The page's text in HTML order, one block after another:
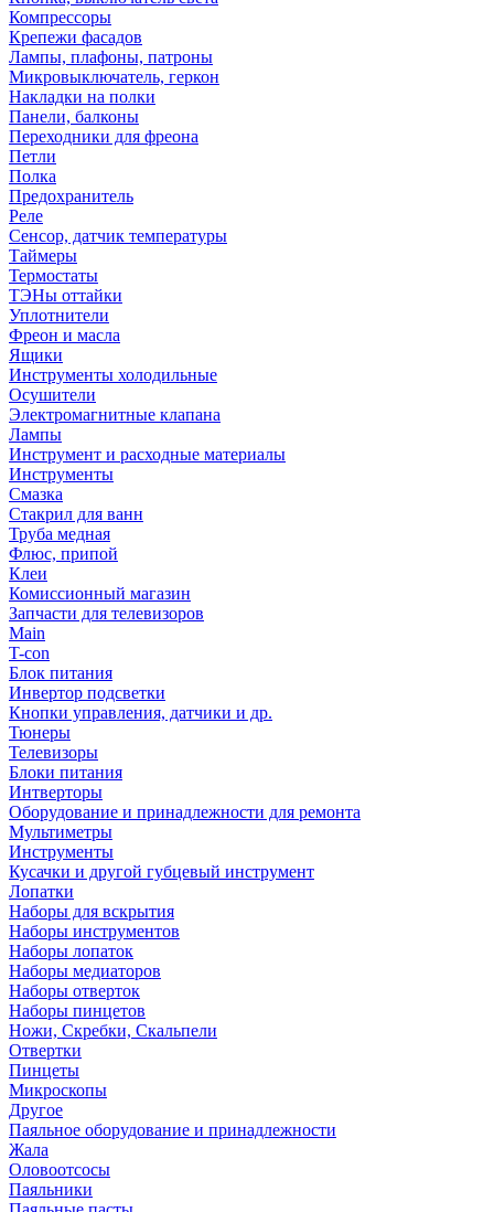
Компрессоры
Крепежи фасадов
Лампы, плафоны, патроны
Микровыключатель, геркон
Накладки на полки
Панели, балконы
Переходники для фреона
Петли
Полка
Предохранитель
Реле
Сенсор, датчик температуры
Таймеры
Термостаты
ТЭНы оттайки
Уплотнители
Фреон и масла
Ящики
Инструменты холодильные
Осушители
Электромагнитные клапана
Лампы
Инструмент и расходные материалы
Инструменты
Смазка
Стакрил для ванн
Труба медная
Флюс, припой
Клеи
Комиссионный магазин
Запчасти для телевизоров
Main
T-con
Блок питания
Инвертор подсветки
Кнопки управления, датчики и др.
Тюнеры
Телевизоры
Блоки питания
Интверторы
Оборудование и принадлежности для ремонта
Мультиметры
Инструменты
Кусачки и другой губцевый инструмент
Лопатки
Наборы для вскрытия
Наборы инструментов
Наборы лопаток
Наборы медиаторов
Наборы отверток
Наборы пинцетов
Ножи, Скребки, Скальпели
Отвертки
Пинцеты
Микроскопы
Другое
Паяльное оборудование и принадлежности
Жала
Оловоотсосы
Паяльники